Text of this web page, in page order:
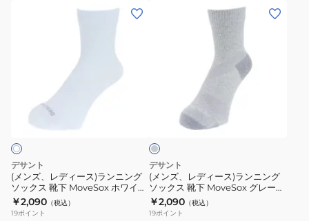
MoveSox
DOAVJB01
ン
ク
ル
丈
MoveSox
ッ
ク
DOAVJB02
BK
ラ
ン
ニ
ン
グ
デサント
(メンズ、レディース)ランニング
ソックス 靴下 MoveSox ホワイト
DOAVJB02 WH アンクル丈 スポ
ーツ スパイラルサポート
￥2,090 （税込）
19ポイント
ラ
ン
ニ
ン
グ
グ
レ
ー
デサント
(メンズ、レディース)ランニング
ソックス 靴下 MoveSox グレー
DOAVJB02 LGY アンクル丈 スポ
ーツ スパイラルサポート
￥2,090 （税込）
19ポイント